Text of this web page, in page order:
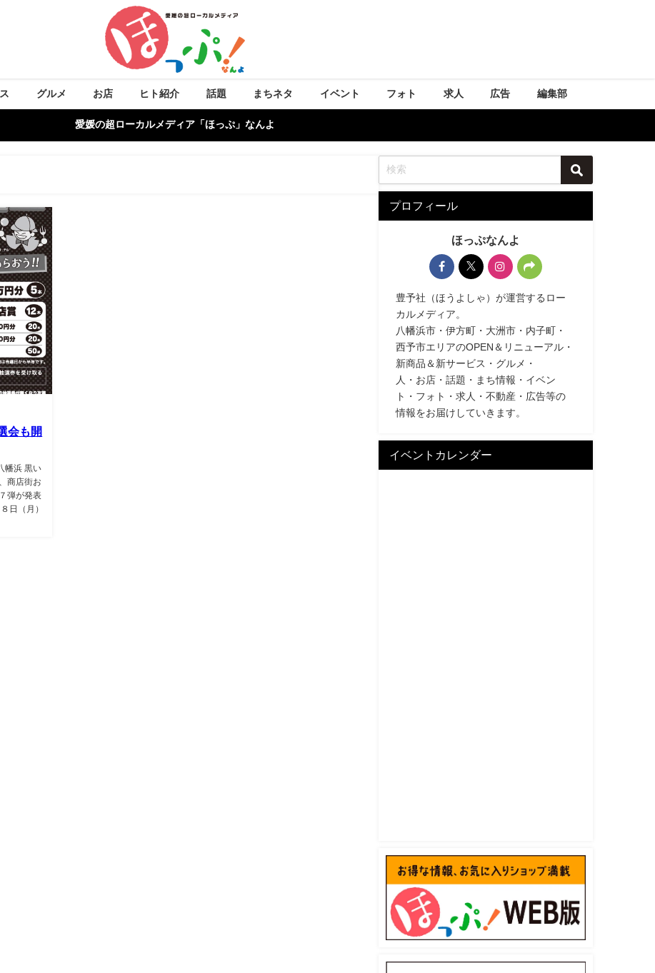
グルメ お店 ヒト紹介 話題 まちネタ イベント フォト 求人 広告 編集部
愛媛の超ローカルメディア「ほっぷ」なんよ
会も開
幡浜 黒い
商店街お
弾が発表
日（月）
プロフィール
ほっぷなんよ
豊予社（ほうよしゃ）が運営するロー
カルメディア。
八幡浜市・伊方町・大洲市・内子町・
西予市エリアのOPEN＆リニューアル・
新商品＆新サービス・グルメ・
人・お店・話題・まち情報・イベン
ト・フォト・求人・不動産・広告等の
情報をお届けしていきます。
イベントカレンダー